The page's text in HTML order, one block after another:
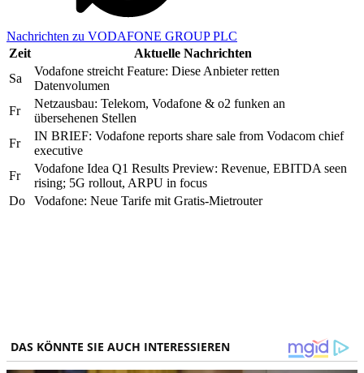
Nachrichten zu VODAFONE GROUP PLC
Zeit
Aktuelle Nachrichten
Sa
Vodafone streicht Feature: Diese Anbieter retten
Datenvolumen
Fr
Netzausbau: Telekom, Vodafone & o2 funken an
übersehenen Stellen
Fr
IN BRIEF: Vodafone reports share sale from Vodacom chief
executive
Fr
Vodafone Idea Q1 Results Preview: Revenue, EBITDA seen
rising; 5G rollout, ARPU in focus
Do
Vodafone: Neue Tarife mit Gratis-Mietrouter